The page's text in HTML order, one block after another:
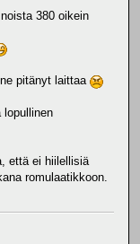
380 oikein
pitänyt laittaa
lopullinen
että ei hiilellisiä
romulaatikkoon.